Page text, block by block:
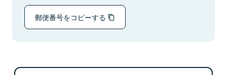
郵便番号をコピーする